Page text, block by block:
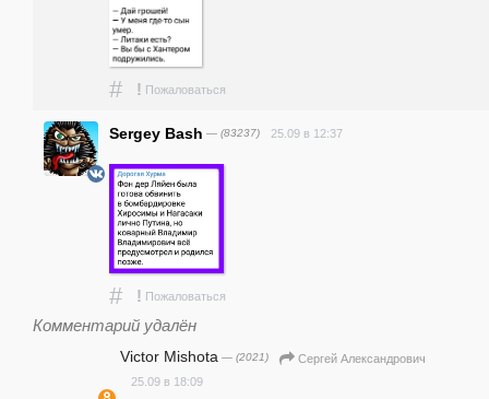
# ! Пожаловаться
Sergey Bash — (83237) 25.09 в 12:37
# ! Пожаловаться
Комментарий удалён
Victor Mishota — (2021)
Сергей Александрович
25.09 в 18:09